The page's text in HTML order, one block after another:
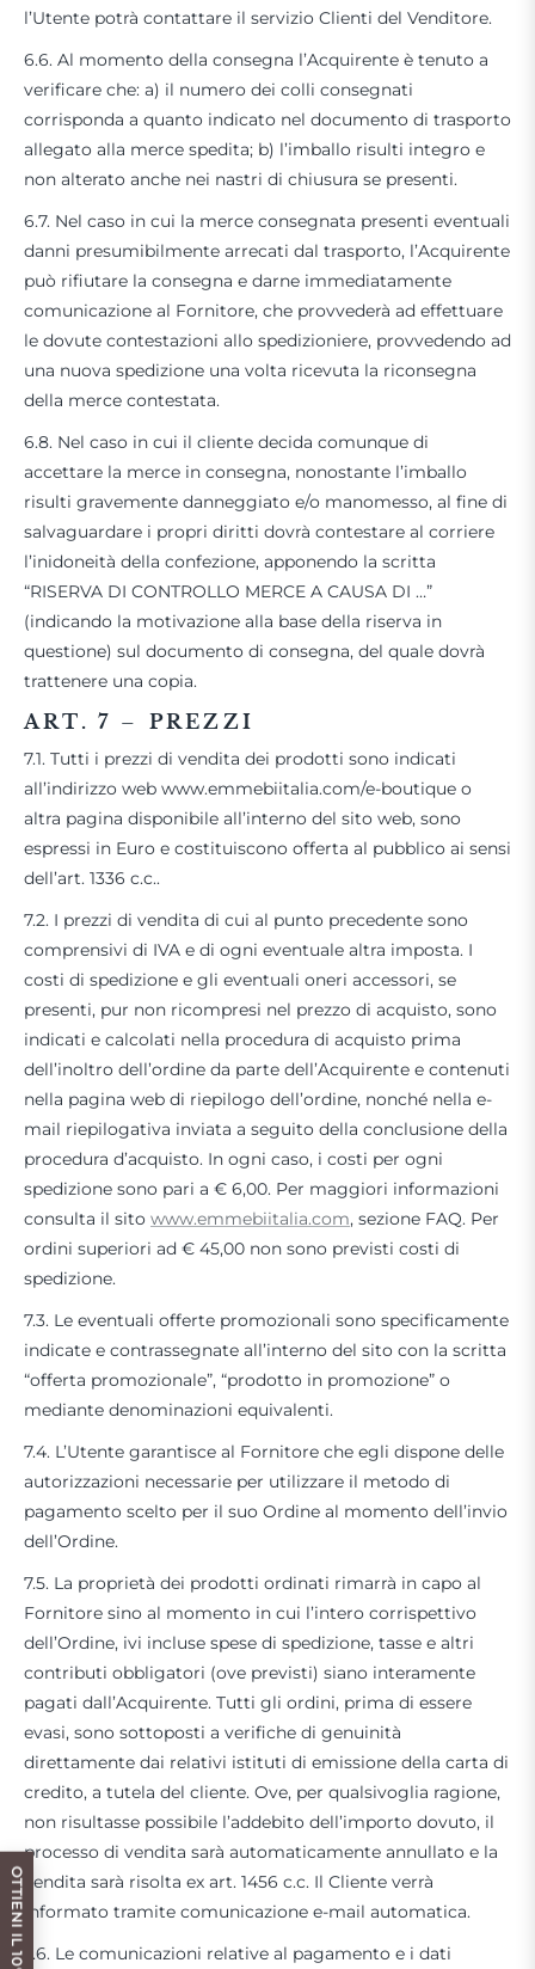
l’Utente potrà contattare il servizio Clienti del Venditore.
6.6. Al momento della consegna l’Acquirente è tenuto a
verificare che: a) il numero dei colli consegnati
corrisponda a quanto indicato nel documento di trasporto
allegato alla merce spedita; b) l’imballo risulti integro e
non alterato anche nei nastri di chiusura se presenti.
6.7. Nel caso in cui la merce consegnata presenti eventuali
danni presumibilmente arrecati dal trasporto, l’Acquirente
può rifiutare la consegna e darne immediatamente
comunicazione al Fornitore, che provvederà ad effettuare
le dovute contestazioni allo spedizioniere, provvedendo ad
una nuova spedizione una volta ricevuta la riconsegna
della merce contestata.
6.8. Nel caso in cui il cliente decida comunque di
accettare la merce in consegna, nonostante l’imballo
risulti gravemente danneggiato e/o manomesso, al fine di
salvaguardare i propri diritti dovrà contestare al corriere
l’inidoneità della confezione, apponendo la scritta
“RISERVA DI CONTROLLO MERCE A CAUSA DI …”
(indicando la motivazione alla base della riserva in
questione) sul documento di consegna, del quale dovrà
trattenere una copia.
ART. 7 – PREZZI
7.1. Tutti i prezzi di vendita dei prodotti sono indicati
all’indirizzo web www.emmebiitalia.com/e-boutique o
altra pagina disponibile all’interno del sito web, sono
espressi in Euro e costituiscono offerta al pubblico ai sensi
dell’art. 1336 c.c..
7.2. I prezzi di vendita di cui al punto precedente sono
comprensivi di IVA e di ogni eventuale altra imposta. I
costi di spedizione e gli eventuali oneri accessori, se
presenti, pur non ricompresi nel prezzo di acquisto, sono
indicati e calcolati nella procedura di acquisto prima
dell’inoltro dell’ordine da parte dell’Acquirente e contenuti
nella pagina web di riepilogo dell’ordine, nonché nella e-
mail riepilogativa inviata a seguito della conclusione della
procedura d’acquisto. In ogni caso, i costi per ogni
spedizione sono pari a € 6,00. Per maggiori informazioni
consulta il sito www.emmebiitalia.com, sezione FAQ. Per
ordini superiori ad € 45,00 non sono previsti costi di
spedizione.
7.3. Le eventuali offerte promozionali sono specificamente
indicate e contrassegnate all’interno del sito con la scritta
“offerta promozionale”, “prodotto in promozione” o
mediante denominazioni equivalenti.
7.4. L’Utente garantisce al Fornitore che egli dispone delle
autorizzazioni necessarie per utilizzare il metodo di
pagamento scelto per il suo Ordine al momento dell’invio
dell’Ordine.
7.5. La proprietà dei prodotti ordinati rimarrà in capo al
Fornitore sino al momento in cui l’intero corrispettivo
dell’Ordine, ivi incluse spese di spedizione, tasse e altri
contributi obbligatori (ove previsti) siano interamente
pagati dall’Acquirente. Tutti gli ordini, prima di essere
evasi, sono sottoposti a verifiche di genuinità
direttamente dai relativi istituti di emissione della carta di
credito, a tutela del cliente. Ove, per qualsivoglia ragione,
non risultasse possibile l’addebito dell’importo dovuto, il
processo di vendita sarà automaticamente annullato e la
vendita sarà risolta ex art. 1456 c.c. Il Cliente verrà
informato tramite comunicazione e-mail automatica.
7.6. Le comunicazioni relative al pagamento e i dati